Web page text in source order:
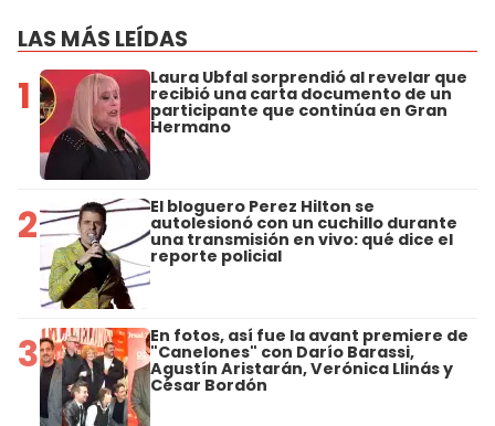
LAS MÁS LEÍDAS
1 Laura Ubfal sorprendió al revelar que
recibió una carta documento de un
participante que continúa en Gran
Hermano
2 El bloguero Perez Hilton se
autolesionó con un cuchillo durante
una transmisión en vivo: qué dice el
reporte policial
3 En fotos, así fue la avant premiere de
"Canelones" con Darío Barassi,
Agustín Aristarán, Verónica Llinás y
César Bordón